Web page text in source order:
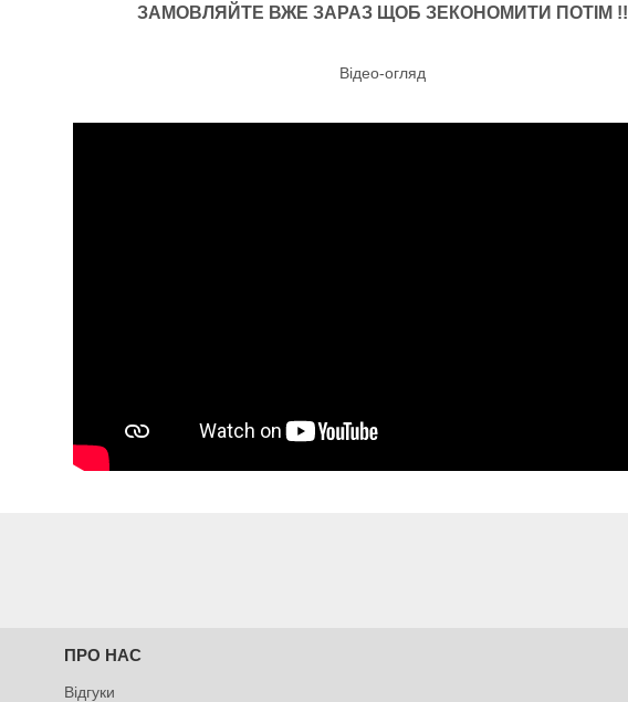
ЗАМОВЛЯЙТЕ ВЖЕ ЗАРАЗ ЩОБ ЗЕКОНОМИТИ ПОТІМ !!
Відео-огляд
ПРО НАС
Відгуки